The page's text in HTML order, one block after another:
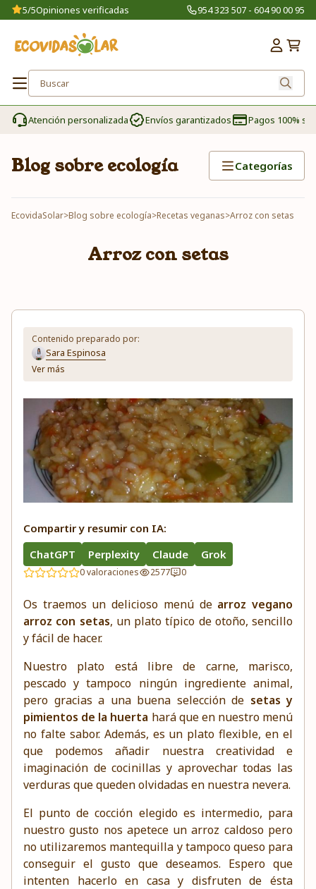
5/5Opiniones verificadas 954 323 507 - 604 90 00 95
Atención personalizada Envíos garantizados Pagos 100%
Blog sobre ecología Categorías
EcovidaSolar>Blog sobre ecología>Recetas veganas>Arroz con setas
Arroz con setas
Contenido preparado por:
Sara Espinosa
Ver más
Compartir y resumir con IA:
ChatGPT
Perplexity Claude Grok
0 valoraciones 2577 0
Os traemos un delicioso menú de arroz vegano
arroz con setas, un plato típico de otoño, sencillo
y fácil de hacer.
Nuestro plato está libre de carne, marisco,
pescado y tampoco ningún ingrediente animal,
pero gracias a una buena selección de setas y
pimientos de la huerta hará que en nuestro menú
no falte sabor. Además, es un plato flexible, en el
que podemos añadir nuestra creatividad e
imaginación de cocinillas y aprovechar todas las
verduras que queden olvidadas en nuestra nevera.
El punto de cocción elegido es intermedio, para
nuestro gusto nos apetece un arroz caldoso pero
no utilizaremos mantequilla y tampoco queso para
conseguir el gusto que deseamos. Espero que
intenten hacerlo en casa y disfruten de ésta